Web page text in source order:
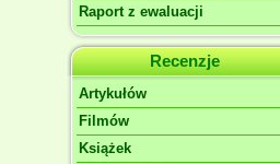
Raport z ewaluacji
Recenzje
Artykułów
Filmów
Książek